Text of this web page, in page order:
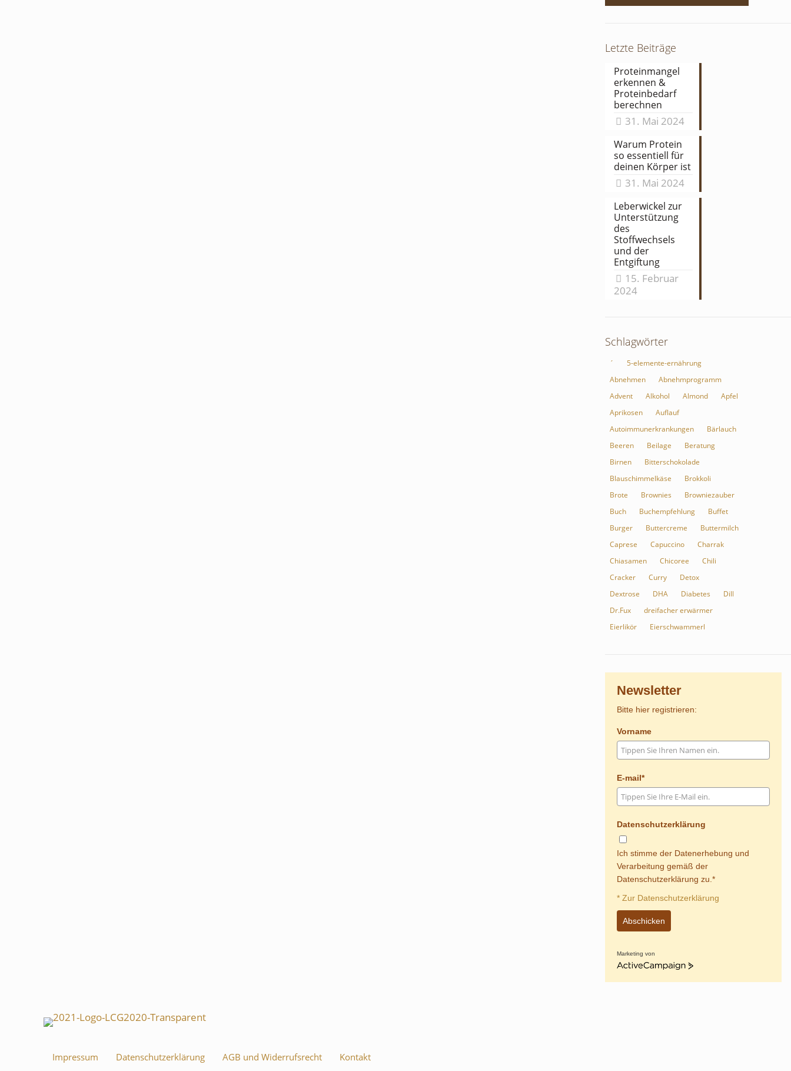
Letzte Beiträge
Proteinmangel
erkennen &
Proteinbedarf
berechnen
31. Mai 2024
Warum Protein
so essentiell für
deinen Körper ist
31. Mai 2024
Leberwickel zur
Unterstützung
des
Stoffwechsels
und der
Entgiftung
15. Februar
2024
Schlagwörter
´
5-elemente-ernährung
Abnehmen
Abnehmprogramm
Advent
Alkohol Almond
Apfel
Aprikosen
Auflauf
Autoimmunerkrankungen
Bärlauch
Beeren
Beilage
Beratung
Birnen
Bitterschokolade
Blauschimmelkäse
Brokkoli
Brote
Brownies
Browniezauber
Buch
Buchempfehlung
Buffet
Burger
Buttercreme
Buttermilch
Caprese
Capuccino
Charrak
Chiasamen
Chicoree
Chili
Cracker
Curry
Detox
Dextrose
DHA Diabetes
Dill
Dr.Fux
dreifacher erwärmer
Eierlikör
Eierschwammerl
Newsletter
Bitte hier registrieren:
Vorname
E-mail*
Datenschutzerklärung
Ich stimme der Datenerhebung und
Verarbeitung gemäß der
Datenschutzerklärung zu.*
* Zur Datenschutzerklärung
Abschicken
Marketing von
Impressum Datenschutzerklärung AGB und Widerrufsrecht Kontakt